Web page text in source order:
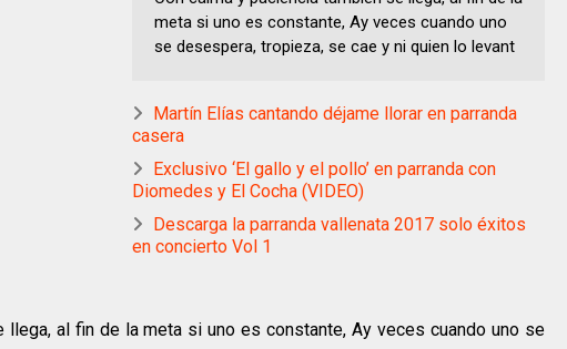
meta si uno es constante, Ay veces cuando uno
se desespera, tropieza, se cae y ni quien lo levant
Martín Elías cantando déjame llorar en parranda
casera
Exclusivo ‘El gallo y el pollo’ en parranda con
Diomedes y El Cocha (VIDEO)
Descarga la parranda vallenata 2017 solo éxitos
en concierto Vol 1
llega, al fin de la meta si uno es constante, Ay veces cuando uno se